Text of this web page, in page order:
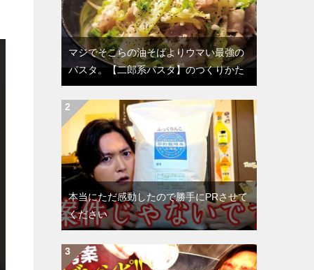
マジでそこらの油そばよりウマい最強の
パスタ。【二郎系パスタ】のつくりかた
本当にただ感動したので勝手にPRさせて
ください